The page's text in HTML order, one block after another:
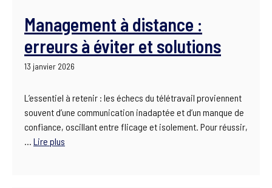
Management à distance :
erreurs à éviter et solutions
13 janvier 2026
L’essentiel à retenir : les échecs du télétravail proviennent
souvent d’une communication inadaptée et d’un manque de
confiance, oscillant entre flicage et isolement. Pour réussir,
… Lire plus